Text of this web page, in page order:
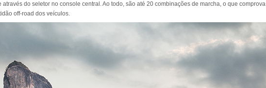
através do seletor no console central. Ao todo, são até 20 combinações de marcha, o que comprova
off-road dos veículos.